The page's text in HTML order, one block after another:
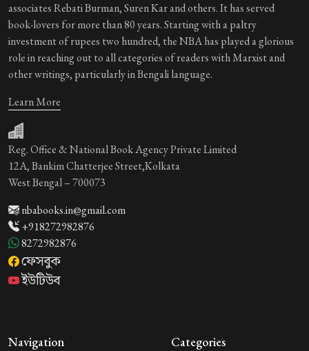
associates Rebati Burman, Suren Kar and others. It has served
book-lovers for more than 80 years. Starting with a paltry
investment of rupees two hundred, the NBA has played a glorious
role in reaching out to all categories of readers with Marxist and
other writings, particularly in Bengali language.
Learn More
Reg. Office & National Book Agency Private Limited
12A, Bankim Chatterjee Street,Kolkata
West Bengal – 700073
nbabooks.in@gmail.com
+918272982876
8272982876
ফেসবুক
ইউটিউব
Navigation Categories